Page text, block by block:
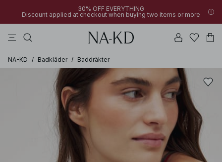
30% OFF EVERYTHING
Discount applied at checkout when buying two items or more
NA-KD / Badkläder / Baddräkter